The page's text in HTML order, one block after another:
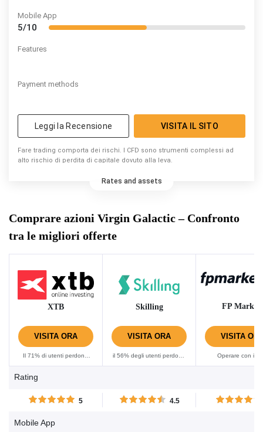
Mobile App
5/10
Features
Payment methods
Leggi la Recensione VISITA IL SITO
Fare trading comporta dei rischi. I CFD sono strumenti complessi ad
alto rischio di perdita di capitale dovuto alla leva.
Rates and assets
Comprare azioni Virgin Galactic – Confronto
tra le migliori offerte
XTB
VISITA ORA
Il 71% di utenti perdono
provider facendo trading di
CFD. Per favore considera
perdere denaro.......
Skilling
VISITA ORA
il 56% degli utenti perdono
CFD. Per favore considera
FP Markets
VISITA
Operare con i
capitale.......
Rating
5 4.5
Mobile App